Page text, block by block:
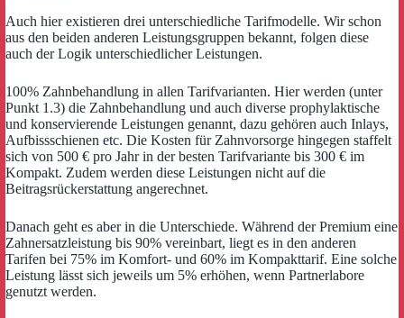
Auch hier existieren drei unterschiedliche Tarifmodelle. Wir schon
aus den beiden anderen Leistungsgruppen bekannt, folgen diese
auch der Logik unterschiedlicher Leistungen.
100% Zahnbehandlung in allen Tarifvarianten. Hier werden (unter
Punkt 1.3) die Zahnbehandlung und auch diverse prophylaktische
und konservierende Leistungen genannt, dazu gehören auch Inlays,
Aufbissschienen etc. Die Kosten für Zahnvorsorge hingegen staffelt
sich von 500 € pro Jahr in der besten Tarifvariante bis 300 € im
Kompakt. Zudem werden diese Leistungen nicht auf die
Beitragsrückerstattung angerechnet.
Danach geht es aber in die Unterschiede. Während der Premium eine
Zahnersatzleistung bis 90% vereinbart, liegt es in den anderen
Tarifen bei 75% im Komfort- und 60% im Kompakttarif. Eine solche
Leistung lässt sich jeweils um 5% erhöhen, wenn Partnerlabore
genutzt werden.